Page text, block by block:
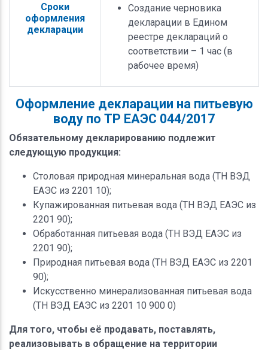
Сроки
оформления
декларации
Создание черновика
декларации в Едином
реестре деклараций о
соответствии – 1 час (в
рабочее время)
Оформление декларации на питьевую
воду по ТР ЕАЭС 044/2017
Обязательному декларированию подлежит
следующую продукция:
Столовая природная минеральная вода (ТН ВЭД
ЕАЭС из 2201 10);
Купажированная питьевая вода (ТН ВЭД ЕАЭС из
2201 90);
Обработанная питьевая вода (ТН ВЭД ЕАЭС из
2201 90);
Природная питьевая вода (ТН ВЭД ЕАЭС из 2201
90);
Искусственно минерализованная питьевая вода
(ТН ВЭД ЕАЭС из 2201 10 900 0)
Для того, чтобы её продавать, поставлять,
реализовывать в обращение на территории